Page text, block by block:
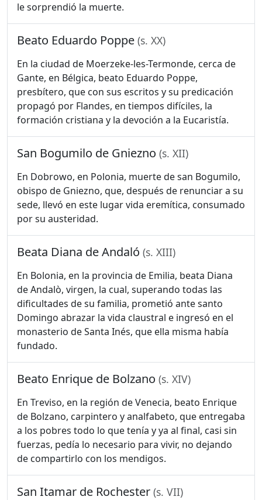
le sorprendió la muerte.
Beato Eduardo Poppe (s. XX)
En la ciudad de Moerzeke-les-Termonde, cerca de
Gante, en Bélgica, beato Eduardo Poppe,
presbítero, que con sus escritos y su predicación
propagó por Flandes, en tiempos difíciles, la
formación cristiana y la devoción a la Eucaristía.
San Bogumilo de Gniezno (s. XII)
En Dobrowo, en Polonia, muerte de san Bogumilo,
obispo de Gniezno, que, después de renunciar a su
sede, llevó en este lugar vida eremítica, consumado
por su austeridad.
Beata Diana de Andaló (s. XIII)
En Bolonia, en la provincia de Emilia, beata Diana
de Andalò, virgen, la cual, superando todas las
dificultades de su familia, prometió ante santo
Domingo abrazar la vida claustral e ingresó en el
monasterio de Santa Inés, que ella misma había
fundado.
Beato Enrique de Bolzano (s. XIV)
En Treviso, en la región de Venecia, beato Enrique
de Bolzano, carpintero y analfabeto, que entregaba
a los pobres todo lo que tenía y ya al final, casi sin
fuerzas, pedía lo necesario para vivir, no dejando
de compartirlo con los mendigos.
San Itamar de Rochester (s. VII)